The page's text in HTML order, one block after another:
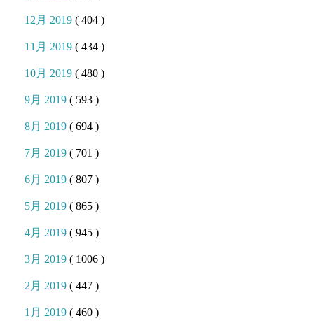
12月 2019( 404 )
11月 2019( 434 )
10月 2019( 480 )
9月 2019( 593 )
8月 2019( 694 )
7月 2019( 701 )
6月 2019( 807 )
5月 2019( 865 )
4月 2019( 945 )
3月 2019( 1006 )
2月 2019( 447 )
1月 2019( 460 )